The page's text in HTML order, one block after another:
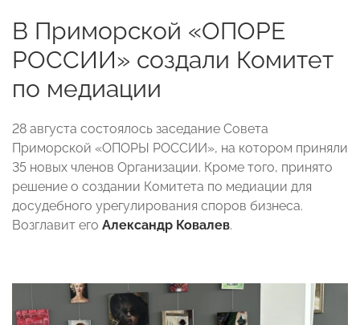
В Приморской «ОПОРЕ
РОССИИ» создали Комитет
по медиации
28 августа состоялось заседание Совета
Приморской «ОПОРЫ РОССИИ», на котором приняли
35 новых членов Организации. Кроме того, принято
решение о создании Комитета по медиации для
досудебного урегулирования споров бизнеса.
Возглавит его Александр Ковалев.